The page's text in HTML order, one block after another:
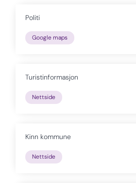
Politi
Google maps
Turistinformasjon
Nettside
Kinn kommune
Nettside